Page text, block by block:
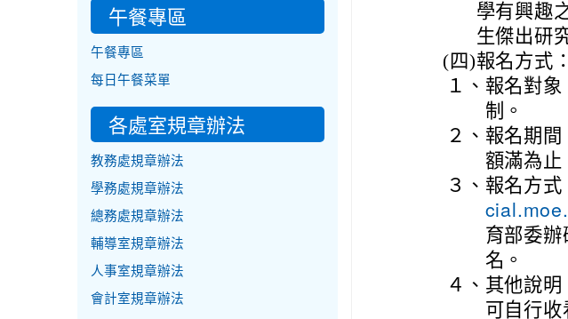
學有興趣
生傑出研
(四)報名方式：
１、 報名對
制。
２、 報名期間
額滿為止
３、 報名方
育部委
名。
４、 其他說
可自行收
午餐專區
午餐專區
每日午餐菜單
各處室規章辦法
教務處規章辦法
學務處規章辦法
總務處規章辦法
輔導室規章辦法
人事室規章辦法
會計室規章辦法